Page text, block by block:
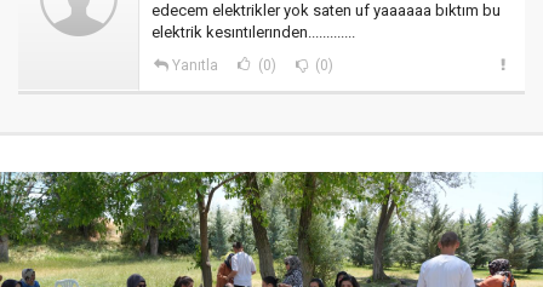
edecem elektrikler yok saten uf yaaaaaa bıktım bu
elektrik kesıntılerınden.............
Yanıtla (0) (0)